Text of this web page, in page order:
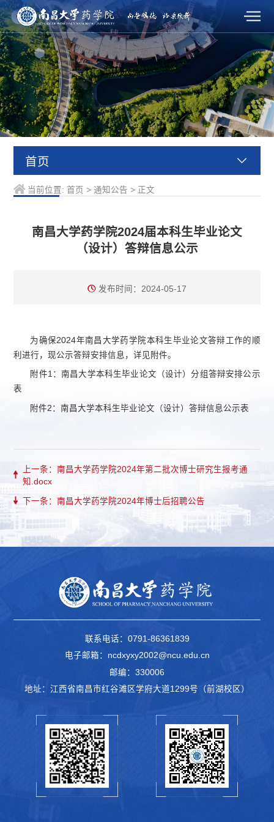
首页
当前位置: 首页 > 通知公告 > 正文
南昌大学药学院2024届本科生毕业论文
（设计）答辩信息公示
发布时间：2024-05-17
为确保2024年南昌大学药学院本科生毕业论文答辩工作的顺
利进行，现公示答辩安排信息，详见附件。
附件1：南昌大学本科生毕业论文（设计）分组答辩安排公示
表
附件2：南昌大学本科生毕业论文（设计）答辩信息公示表
上一条：南昌大学药学院2024年第二批次博士研究生报考通
知.docx
下一条：南昌大学药学院2024年博士后招聘公告
联系电话：0791-86361839
电子邮箱：ncdxyxy2002@ncu.edu.cn
邮编：330006
地址：江西省南昌市红谷滩区学府大道1299号（前湖校区）